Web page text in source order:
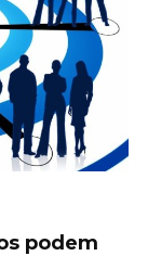
podem